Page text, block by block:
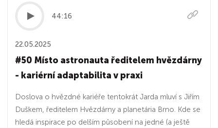
44:16
22.05.2025
#50 Místo astronauta ředitelem hvězdárny
- kariérní adaptabilita v praxi
Doslova o hvězdné kariéře tentokrát Jarda mluví s Jiřím
Duškem, ředitelem Hvězdárny a planetária Brno. Kde se
hledá inspirace po delším působení na jedné (a ještě